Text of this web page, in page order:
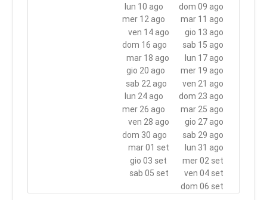
dom 09 ago
lun 10 ago
mar 11 ago
mer 12 ago
gio 13 ago
ven 14 ago
sab 15 ago
dom 16 ago
lun 17 ago
mar 18 ago
mer 19 ago
gio 20 ago
ven 21 ago
sab 22 ago
dom 23 ago
lun 24 ago
mar 25 ago
mer 26 ago
gio 27 ago
ven 28 ago
sab 29 ago
dom 30 ago
lun 31 ago
mar 01 set
mer 02 set
gio 03 set
ven 04 set
sab 05 set
dom 06 set